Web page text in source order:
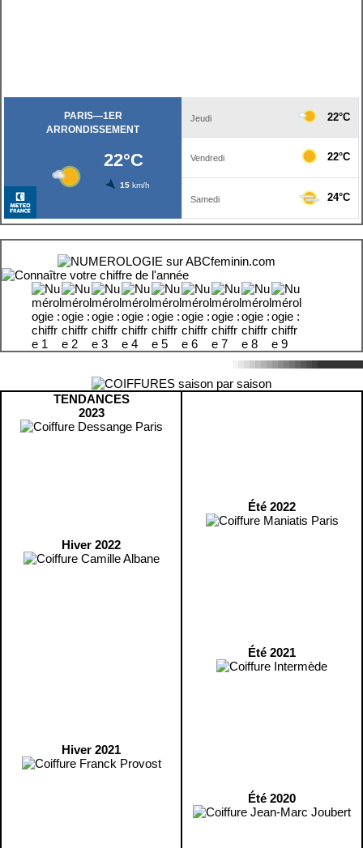
TENDANCES
2023
Hiver 2022
Hiver 2021
Été 2022
Été 2021
Été 2020